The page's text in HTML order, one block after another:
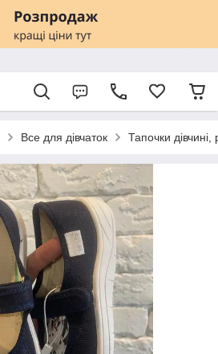
Все для дівчаток Тапочки